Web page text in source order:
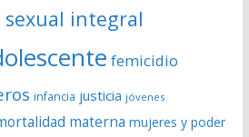
sexual integral
femicidio
infancia justicia jóvenes
materna mujeres y poder